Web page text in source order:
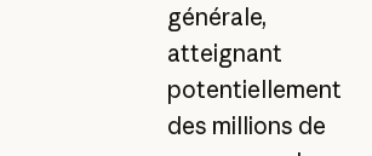
générale,
atteignant
potentiellement
des millions de